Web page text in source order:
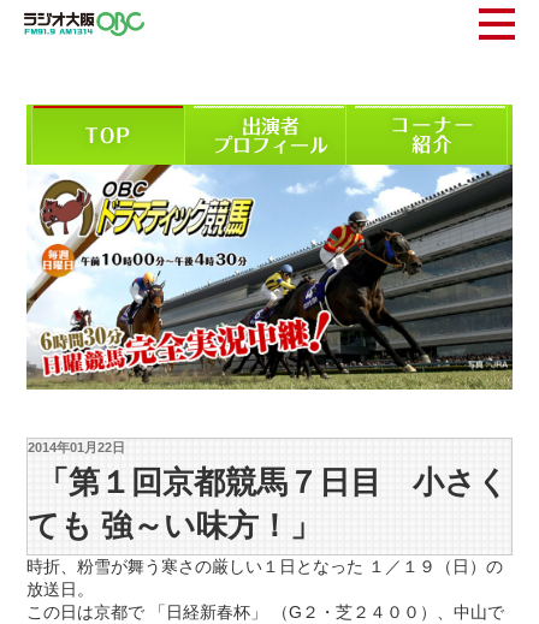
2014年01月22日
「第１回京都競馬７日目 小さく
ても 強～い味方！」
時折、粉雪が舞う寒さの厳しい１日となった １／１９（日）の
放送日。
この日は京都で 「日経新春杯」 （G２・芝２４００）、中山で